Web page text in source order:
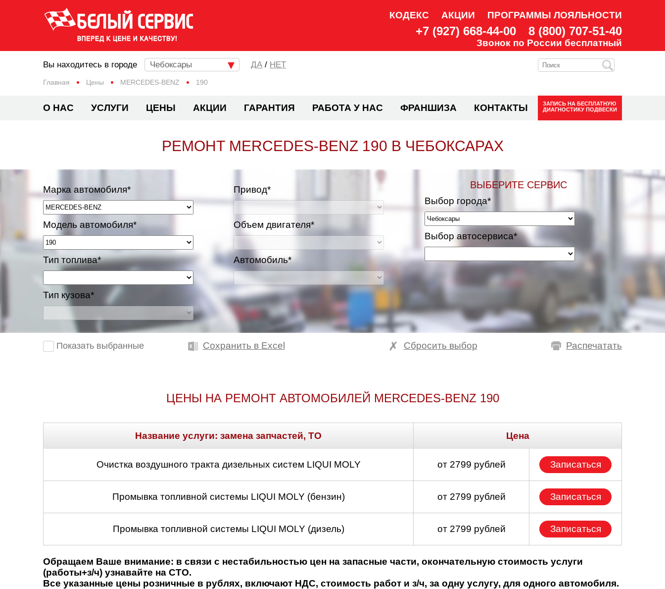
КОДЕКС АКЦИИ ПРОГРАММЫ ЛОЯЛЬНОСТИ
+7 (927) 668-44-00 8 (800) 707-51-40
Звонок по России бесплатный
Главная Цены MERCEDES-BENZ 190
Вы находитесь в городе Чебоксары / НЕТ
О НАС УСЛУГИ ЦЕНЫ АКЦИИ ГАРАНТИЯ РАБОТА У НАС ФРАНШИЗА КОНТАКТЫ ЗАПИСЬ НА БЕСПЛАТНУЮ
ДИАГНОСТИКУ ПОДВЕСКИ
РЕМОНТ MERCEDES-BENZ 190 В ЧЕБОКСАРАХ
Марка автомобиля*
Модель автомобиля*
Тип топлива*
Тип кузова*
Привод*
Объем двигателя*
Автомобиль*
ВЫБЕРИТЕ СЕРВИС
Выбор города*
Выбор автосервиса*
Показать выбранные Сохранить в Excel Распечатать
Сбросить выбор
ЦЕНЫ НА РЕМОНТ АВТОМОБИЛЕЙ MERCEDES-BENZ 190
Название услуги: замена запчастей, ТО Цена
Очистка воздушного тракта дизельных систем LIQUI MOLY от 2799 рублей Записаться
Промывка топливной системы LIQUI MOLY (бензин) от 2799 рублей Записаться
Промывка топливной системы LIQUI MOLY (дизель) от 2799 рублей Записаться
Обращаем Ваше внимание: в связи с нестабильностью цен на запасные части, окончательную стоимость услуги
(работы+з/ч) узнавайте на СТО.
Все указанные цены розничные в рублях, включают НДС, стоимость работ и з/ч, за одну услугу, для одного автомобиля.